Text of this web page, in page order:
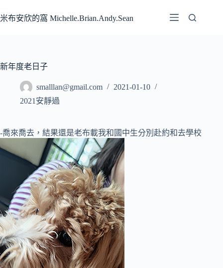
至
容
米布安欣的窩 Michelle.Brian.Andy.Sean
新年度老日子
smalllan@gmail.com
2021-01-10
2021安靜過
-喬來喬去，結果還是老布載我和國中生分別赴約和去學校